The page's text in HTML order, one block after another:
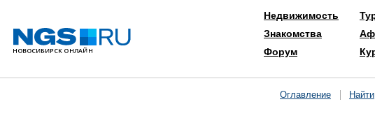
Недвижимость
Знакомства
Форум
Оглавление Найти